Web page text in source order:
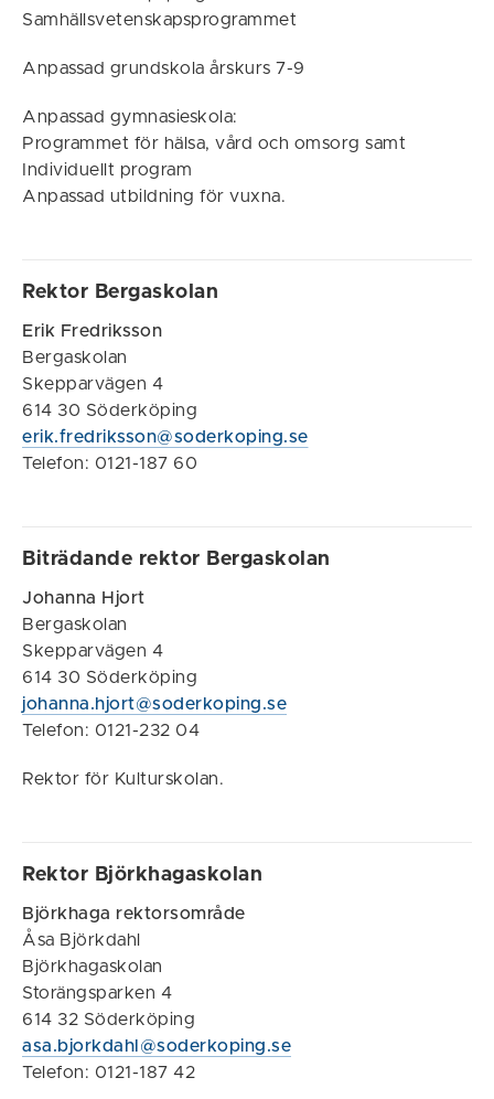
Samhällsvetenskapsprogrammet
Anpassad grundskola årskurs 7-9
Anpassad gymnasieskola:
Programmet för hälsa, vård och omsorg samt
Individuellt program
Anpassad utbildning för vuxna.
Rektor Bergaskolan
Erik Fredriksson
Bergaskolan
Skepparvägen 4
614 30 Söderköping
erik.fredriksson@soderkoping.se
Telefon: 0121-187 60
Biträdande rektor Bergaskolan
Johanna Hjort
Bergaskolan
Skepparvägen 4
614 30 Söderköping
johanna.hjort@soderkoping.se
Telefon: 0121-232 04
Rektor för Kulturskolan.
Rektor Björkhagaskolan
Björkhaga rektorsområde
Åsa Björkdahl
Björkhagaskolan
Storängsparken 4
614 32 Söderköping
asa.bjorkdahl@soderkoping.se
Telefon: 0121-187 42